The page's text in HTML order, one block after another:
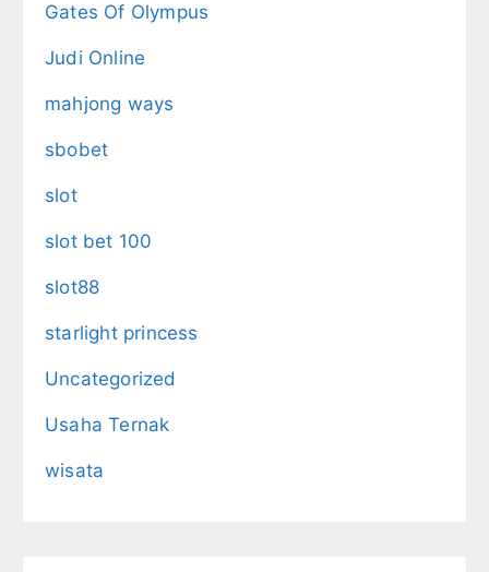
Gates Of Olympus
Judi Online
mahjong ways
sbobet
slot
slot bet 100
slot88
starlight princess
Uncategorized
Usaha Ternak
wisata